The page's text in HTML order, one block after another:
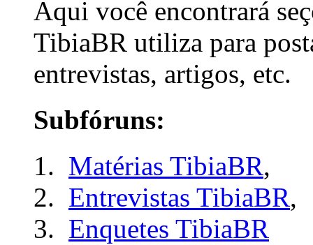
Aqui você encontrará
TibiaBR utiliza para
entrevistas, artigos, etc.
Subfóruns:
Matérias TibiaBR,
Entrevistas TibiaBR,
Enquetes TibiaBR